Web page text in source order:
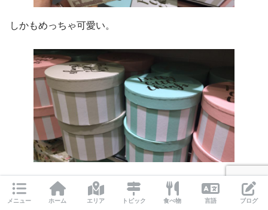
しかもめっちゃ可愛い。
これがダイソーで買えるなんてすごいですよね。マレーシ
アの他のお店だったら二倍はするんじゃないでしょうか。
メニュー ホーム エリア トピック 食べ物 言語 ブログ